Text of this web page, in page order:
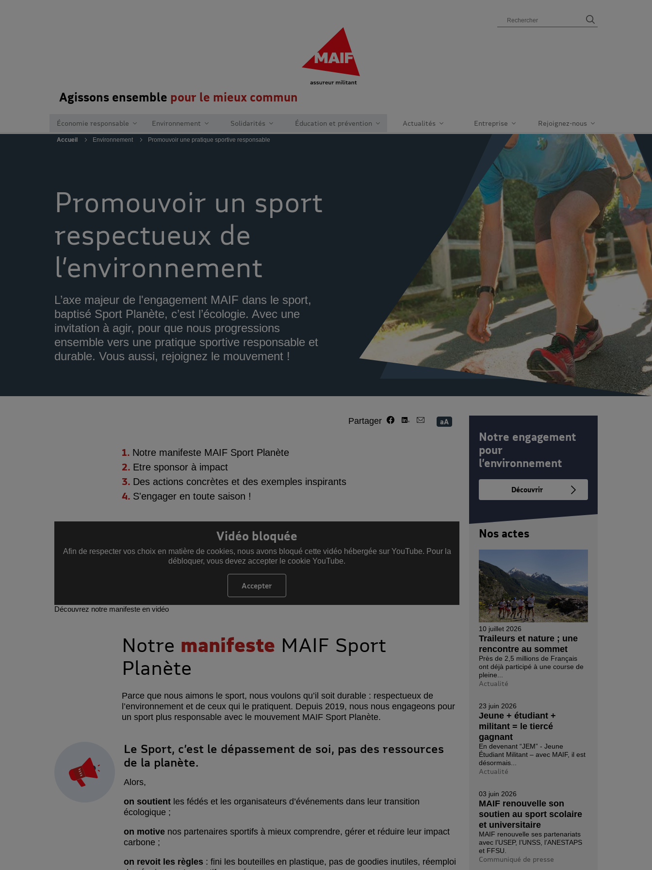
MAIF Entreprise - Allez à l'accueil
Champ de recherche Lancer la
Agissons ensemble pour le mieux commun
Économie responsable Environnement Solidarités Éducation et prévention Actualités Entreprise Rejoignez-nous
Accueil Environnement Promouvoir une pratique sportive responsable
Promouvoir un sport
respectueux de
l’environnement
L’axe majeur de l'engagement MAIF dans le sport,
baptisé Sport Planète, c’est l’écologie. Avec une
invitation à agir, pour que nous progressions
ensemble vers une pratique sportive responsable et
durable. Vous aussi, rejoignez le mouvement !
Partager Partager sur Facebook
Partager sur Linkedin
Partager par e-mail
aA
Notre manifeste MAIF Sport Planète
Etre sponsor à impact
Des actions concrètes et des exemples inspirants
S'engager en toute saison !
Vidéo bloquée
Afin de respecter vos choix en matière de cookies, nous avons bloqué cette vidéo hébergée sur YouTube. Pour la
débloquer, vous devez accepter le cookie YouTube.
Accepter
les cookies YouTube
Découvrez notre manifeste en vidéo
Notre manifeste MAIF Sport
Planète
Parce que nous aimons le sport, nous voulons qu’il soit durable : respectueux de
l’environnement et de ceux qui le pratiquent. Depuis 2019, nous nous engageons pour
un sport plus responsable avec le mouvement MAIF Sport Planète.
Le Sport, c’est le dépassement de soi, pas des ressources
de la planète.
Alors,
on soutientles fédés et les organisateurs d’événements dans leur transition
écologique ;
on motivenos partenaires sportifs à mieux comprendre, gérer et réduire leur impact
carbone ;
on revoit les règles: fini les bouteilles en plastique, pas de goodies inutiles, réemploi
Notre engagement
pour
l’environnement
Découvrir
Nos actes
10 juillet 2026
Traileurs et nature ; une
rencontre au sommet
Près de 2,5 millions de Français
ont déjà participé à une course de
pleine...
Actualité
23 juin 2026
Jeune + étudiant +
militant = le tiercé
gagnant
En devenant “JEM” - Jeune
Étudiant Militant – avec MAIF, il est
désormais...
Actualité
03 juin 2026
MAIF renouvelle son
soutien au sport scolaire
et universitaire
MAIF renouvelle ses partenariats
avec l’USEP, l’UNSS, l’ANESTAPS
et FFSU.
Communiqué de presse